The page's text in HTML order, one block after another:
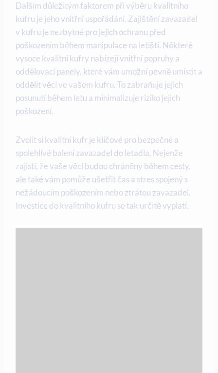
Dalším důležitým faktorem při výběru kvalitního
kufru je jeho vnitřní uspořádání. Zajištění zavazadel
v kufru je nezbytné pro jejich ochranu před
poškozením během manipulace na letišti. Některé
vysoce kvalitní kufry nabízejí vnitřní popruhy a
oddělovací panely, které vám umožní pevně umístit a
oddělit věci ve vašem kufru. To zabraňuje jejich
posunutí během letu a minimalizuje riziko jejich
poškození.
Zvolit si kvalitní kufr je klíčové pro bezpečné a
spolehlivé balení zavazadel do letadla. Nejenže
zajistí, že vaše věci budou chráněny během cesty,
ale také vám pomůže ušetřit čas a stres spojený s
nežádoucím poškozením nebo ztrátou zavazadel.
Investice do kvalitního kufru se tak určitě vyplatí.